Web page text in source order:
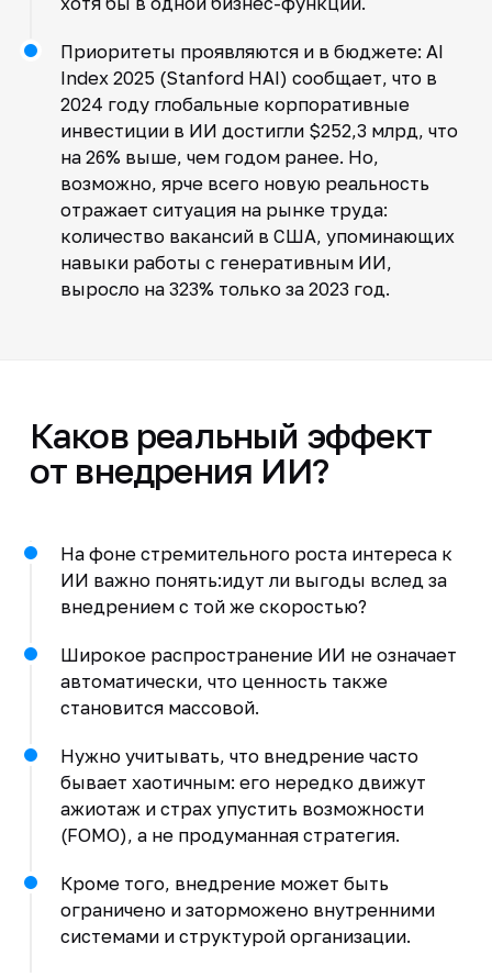
Приоритеты проявляются и в бюджете: AI
Index 2025 (Stanford HAI) сообщает, что в
2024 году глобальные корпоративные
инвестиции в ИИ достигли $252,3 млрд, что
на 26% выше, чем годом ранее. Но,
возможно, ярче всего новую реальность
отражает ситуация на рынке труда:
количество вакансий в США, упоминающих
навыки работы с генеративным ИИ,
выросло на 323% только за 2023 год.
Каков реальный эффект
от внедрения ИИ?
На фоне стремительного роста интереса к
ИИ важно понять:идут ли выгоды вслед за
внедрением с той же скоростью?
Широкое распространение ИИ не означает
автоматически, что ценность также
становится массовой.
Нужно учитывать, что внедрение часто
бывает хаотичным: его нередко движут
ажиотаж и страх упустить возможности
(FOMO), а не продуманная стратегия.
Кроме того, внедрение может быть
ограничено и заторможено внутренними
системами и структурой организации.